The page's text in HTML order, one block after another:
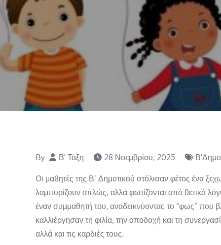
By Β' Τάξη 28 Νοεμβρίου, 2025
Οι μαθητές της Β’ Δημοτικού στόλισαν φέτος ένα
λαμπυρίζουν απλώς, αλλά φωτίζονται από θετικά
έναν συμμαθητή του, αναδεικνύοντας το “φως” που
καλλιέργησαν τη φιλία, την αποδοχή και τη
αλλά και τις καρδιές τους.